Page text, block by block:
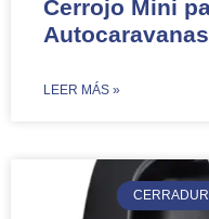
Cerrojo Mini
Autocaravanas
​LEER MÁS »